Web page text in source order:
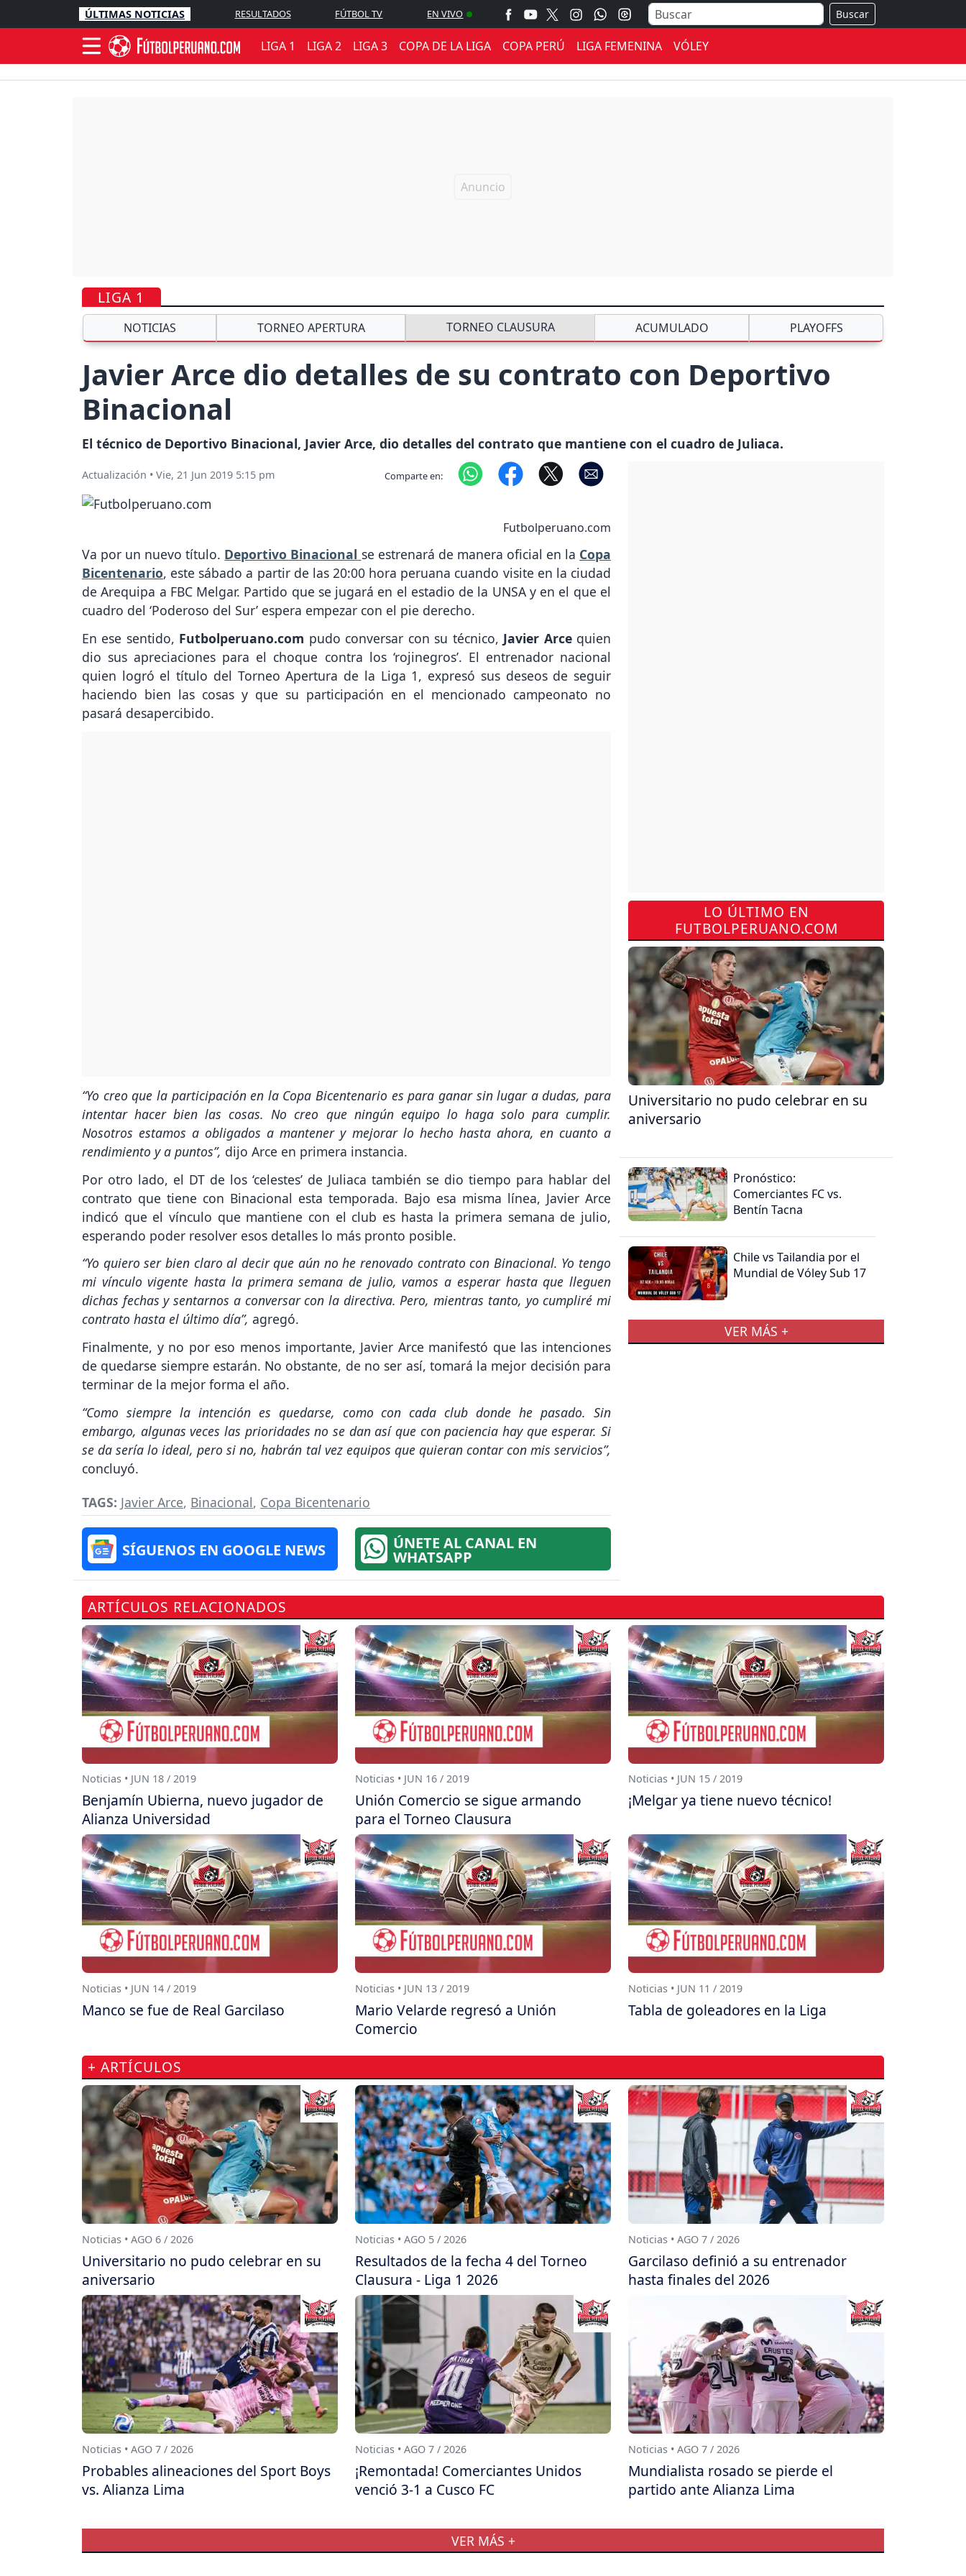
ÚLTIMAS NOTICIAS RESULTADOS FÚTBOL TV EN VIVO Buscar
LIGA 1 LIGA 2 LIGA 3 COPA DE LA LIGA COPA PERÚ LIGA FEMENINA VÓLEY
LIGA 1
NOTICIAS TORNEO APERTURA TORNEO CLAUSURA ACUMULADO PLAYOFFS
Javier Arce dio detalles de su contrato con Deportivo
Binacional
El técnico de Deportivo Binacional, Javier Arce, dio detalles del contrato que mantiene con el cuadro de Juliaca.
Actualización • Vie, 21 Jun 2019 5:15 pm Comparte en:
Futbolperuano.com
Va por un nuevo título. Deportivo Binacional se estrenará de manera oficial en la Copa
Bicentenario, este sábado a partir de las 20:00 hora peruana cuando visite en la ciudad
de Arequipa a FBC Melgar. Partido que se jugará en el estadio de la UNSA y en el que el
cuadro del ‘Poderoso del Sur’ espera empezar con el pie derecho.
En ese sentido, Futbolperuano.com pudo conversar con su técnico, Javier Arcequien
dio sus apreciaciones para el choque contra los ‘rojinegros’. El entrenador nacional
quien logró el título del Torneo Apertura de la Liga 1, expresó sus deseos de seguir
haciendo bien las cosas y que su participación en el mencionado campeonato no
pasará desapercibido.
“Yo creo que la participación en la Copa Bicentenario es para ganar sin lugar a dudas, para
intentar hacer bien las cosas. No creo que ningún equipo lo haga solo para cumplir.
Nosotros estamos a obligados a mantener y mejorar lo hecho hasta ahora, en cuanto a
rendimiento y a puntos”, dijo Arce en primera instancia.
Por otro lado, el DT de los ‘celestes’ de Juliaca también se dio tiempo para hablar del
contrato que tiene con Binacional esta temporada. Bajo esa misma línea, Javier Arce
indicó que el vínculo que mantiene con el club es hasta la primera semana de julio,
esperando poder resolver esos detalles lo más pronto posible.
“Yo quiero ser bien claro al decir que aún no he renovado contrato con Binacional. Yo tengo
mi vínculo vigente hasta la primera semana de julio, vamos a esperar hasta que lleguen
dichas fechas y sentarnos a conversar con la directiva. Pero, mientras tanto, yo cumpliré mi
contrato hasta el último día”, agregó.
Finalmente, y no por eso menos importante, Javier Arce manifestó que las intenciones
de quedarse siempre estarán. No obstante, de no ser así, tomará la mejor decisión para
terminar de la mejor forma el año.
“Como siempre la intención es quedarse, como con cada club donde he pasado. Sin
embargo, algunas veces las prioridades no se dan así que con paciencia hay que esperar. Si
se da sería lo ideal, pero si no, habrán tal vez equipos que quieran contar con mis servicios”,
concluyó.
TAGS: Javier Arce, Binacional, Copa Bicentenario
SÍGUENOS EN GOOGLE NEWS ÚNETE AL CANAL EN
WHATSAPP
LO ÚLTIMO EN
FUTBOLPERUANO.COM
Universitario no pudo celebrar en su
aniversario
Pronóstico:
Comerciantes FC vs.
Bentín Tacna
Chile vs Tailandia por el
Mundial de Vóley Sub 17
VER MÁS +
ARTÍCULOS RELACIONADOS
Noticias • JUN 18 / 2019
Benjamín Ubierna, nuevo jugador de
Alianza Universidad
Noticias • JUN 16 / 2019
Unión Comercio se sigue armando
para el Torneo Clausura
Noticias • JUN 15 / 2019
¡Melgar ya tiene nuevo técnico!
Noticias • JUN 14 / 2019
Manco se fue de Real Garcilaso
Noticias • JUN 13 / 2019
Mario Velarde regresó a Unión
Comercio
Noticias • JUN 11 / 2019
Tabla de goleadores en la Liga
+ ARTÍCULOS
Noticias • AGO 6 / 2026
Universitario no pudo celebrar en su
aniversario
Noticias • AGO 5 / 2026
Resultados de la fecha 4 del Torneo
Clausura - Liga 1 2026
Noticias • AGO 7 / 2026
Garcilaso definió a su entrenador
hasta finales del 2026
Noticias • AGO 7 / 2026
Probables alineaciones del Sport Boys
vs. Alianza Lima
Noticias • AGO 7 / 2026
¡Remontada! Comerciantes Unidos
venció 3-1 a Cusco FC
Noticias • AGO 7 / 2026
Mundialista rosado se pierde el
partido ante Alianza Lima
VER MÁS +